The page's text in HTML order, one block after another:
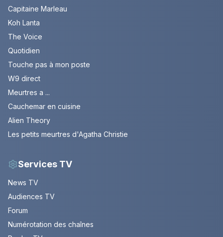
Capitaine Marleau
Koh Lanta
The Voice
Quotidien
Touche pas à mon poste
W9 direct
Meurtres a ...
Cauchemar en cuisine
Alien Theory
Les petits meurtres d'Agatha Christie
Services TV
News TV
Audiences TV
Forum
Numérotation des chaînes